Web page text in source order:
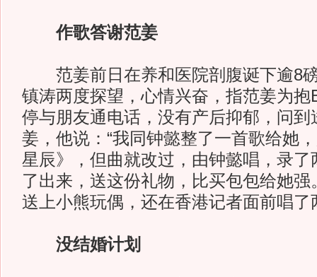
作歌答谢范姜
范姜前日在养和医院剖腹诞下逾8
镇涛两度探望，心情兴奋，指范姜为抱
停与朋友通电话，没有产后抑郁，问到
姜，他说：“我同钟懿整了一首歌给她
星辰》，但曲就改过，由钟懿唱，录了
了出来，送这份礼物，比买包包给她强
送上小熊玩偶，还在香港记者面前唱了
没结婚计划